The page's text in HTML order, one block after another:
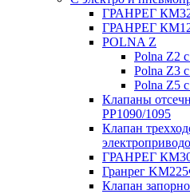
ГРАНРЕГ
ГРАНРЕГ
POLNA Z
Polna Z2
Polna Z3
Polna Z5
Клапаны
PP1090/1095
Клапан
ГРАНРЕГ
Гранрег
Клапан